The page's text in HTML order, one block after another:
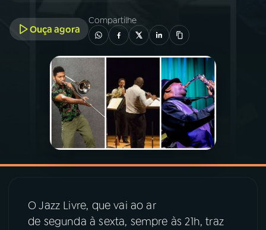
PROGRAMAÇÃO
PROGRAMAS
PODCASTS
VIDEOCASTS
07ÚLTIMAS
Ouça agora
Compartilhe
O Jazz Livre, que vai ao ar
de segunda à sexta, sempre às 21h, traz